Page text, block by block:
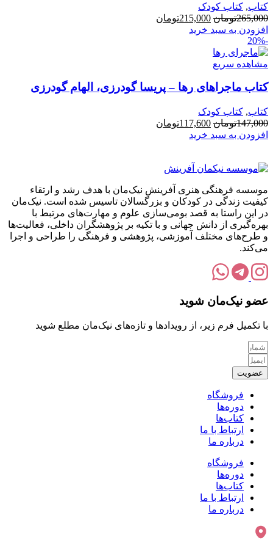
کتاب, کتاب کودک
265,000تومان قیمت
اصلی:
215,000تومان
افزودن به سبد خرید
-20%
مشاهده سریع
کتاب ماجراهای رها – پریسا گودرزی، الهام گودرزی
کتاب, کتاب کودک
147,000تومان قیمت
اصلی:
117,600تومان
افزودن به سبد خرید
موسسه فرهنگی هنری آفرینش نیک‌مان با هدف رشد و ارتقاء
کیفیت زندگی در کودکان و بزرگسالان تاسیس شده است. نیک‌مان
در این راستا به قصد بومی‌سازی علوم و مهارت‌های مرتبط با
بهره‌گیری از دانش جهانی و با تکیه بر پژوهشگران داخلی، فعالیت‌ها
و طرح‌های مختلف آموزشی، پژوهشی و فرهنگی را طراحی و اجرا
می‌کند.
عضو نیک‌مان شوید
با تکمیل فرم زیر، از رویدادها و تازه‌های نیک‌مان مطلع شوید
عضویت
فروشگاه
دوره‌ها
کتاب‌ها
ارتباط با ما
درباره ما
فروشگاه
دوره‌ها
کتاب‌ها
ارتباط با ما
درباره ما